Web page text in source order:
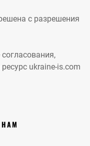
с разрешения
ukraine-is.com